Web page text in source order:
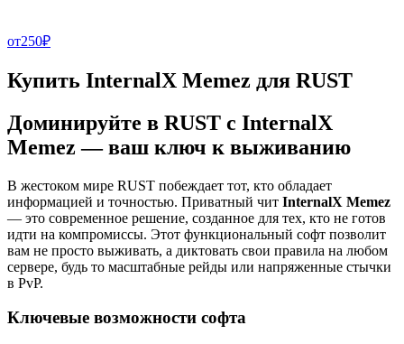
от250₽
Купить InternalX Memez для RUST
Доминируйте в RUST с InternalX
Memez — ваш ключ к выживанию
В жестоком мире RUST побеждает тот, кто обладает
информацией и точностью. Приватный чит InternalX Memez
— это современное решение, созданное для тех, кто не готов
идти на компромиссы. Этот функциональный софт позволит
вам не просто выживать, а диктовать свои правила на любом
сервере, будь то масштабные рейды или напряженные стычки
в PvP.
Ключевые возможности софта